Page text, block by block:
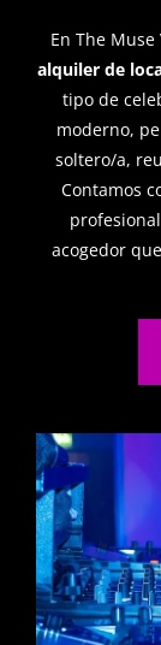
En The
alquiler de
tipo de
moderno,
soltero/a,
Contamos
acogedor